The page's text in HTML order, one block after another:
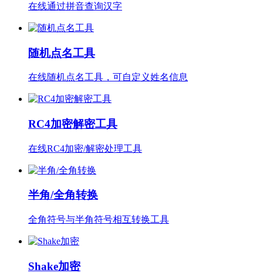
在线通过拼音查询汉字
随机点名工具
在线随机点名工具，可自定义姓名信息
RC4加密解密工具
在线RC4加密/解密处理工具
半角/全角转换
全角符号与半角符号相互转换工具
Shake加密